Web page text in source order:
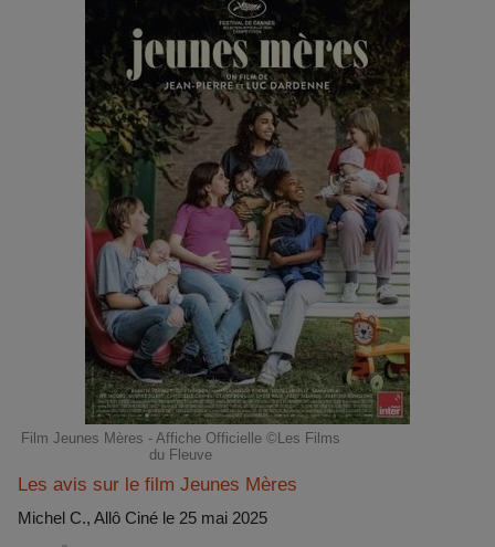
Film Jeunes Mères - Affiche Officielle ©Les Films
du Fleuve
Les avis sur le film Jeunes Mères
Michel C., Allô Ciné le 25 mai 2025